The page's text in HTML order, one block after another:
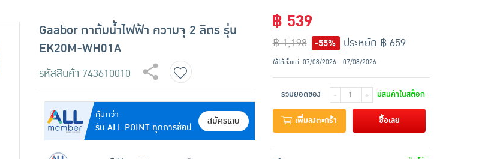
Gaabor กาต้มน้ำไฟฟ้า ความจุ 2 ลิตร รุ่น
EK20M-WH01A
รหัสสินค้า 743610010
คุ้มกว่า
รับ ALL POINT ทุกการช้อป
สมัครเลย
฿ 539
฿ 1,198 -55% ประหยัด ฿ 659
ใช้ได้ตั้งแต่ 07/08/2026 - 07/08/2026
รวมยอดของ - + มีสินค้าในสต๊อก
เพิ่มลงตะกร้า ซื้อเลย